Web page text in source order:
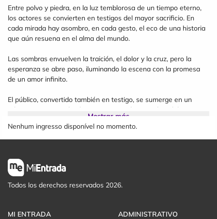
Entre polvo y piedra, en la luz temblorosa de un tiempo eterno,
los actores se convierten en testigos del mayor sacrificio. En
cada mirada hay asombro, en cada gesto, el eco de una historia
que aún resuena en el alma del mundo.
Las sombras envuelven la traición, el dolor y la cruz, pero la
esperanza se abre paso, iluminando la escena con la promesa
de un amor infinito.
El público, convertido también en testigo, se sumerge en un
relato que trasciende el tiempo, sintiendo en cada palabra, gesto
"Testigos - La Pasión de Cristo" se erige como un monumento
impresión imborrable en cada espectador
Mostrar más
Nenhum ingresso disponível no momento.
Todos los derechos reservados 2026.
MI ENTRADA
ADMINISTRATIVO